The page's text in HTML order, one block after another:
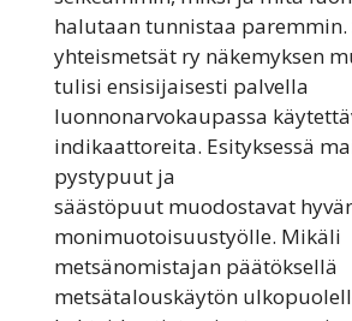
halutaan tunnistaa paremmin.
yhteismetsät ry näkemyksen
tulisi ensisijaisesti palvella
luonnonarvokaupassa
indikaattoreita. Esityksessä
pystypuut ja
säästöpuut muodostavat
monimuotoisuustyölle. Mikäli
metsänomistajan päätöksellä
metsätalouskäytön